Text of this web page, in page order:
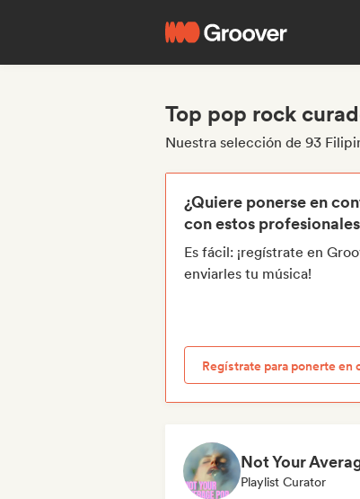
Top pop rock
Nuestra selección de 93
¿Quiere ponerse en
con estos
Es fácil: ¡regístrate en
enviarles tu música!
Regístrate para ponerte en
Playlist Curator